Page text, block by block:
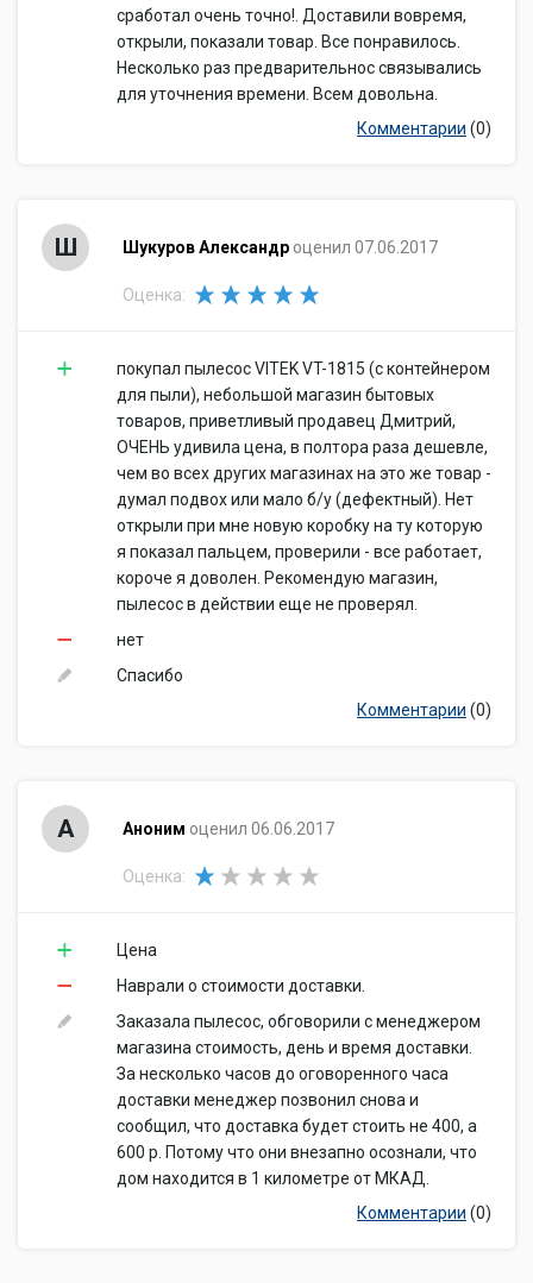
сработал очень точно!. Доставили вовремя,
открыли, показали товар. Все понравилось.
Несколько раз предварительнос связывались
для уточнения времени. Всем довольна.
Комментарии (0)
Ш Шукуров Александр оценил 07.06.2017
Оценка:
покупал пылесос VITEK VT-1815 (с контейнером
для пыли), небольшой магазин бытовых
товаров, приветливый продавец Дмитрий,
ОЧЕНЬ удивила цена, в полтора раза дешевле,
чем во всех других магазинах на это же товар -
думал подвох или мало б/у (дефектный). Нет
открыли при мне новую коробку на ту которую
я показал пальцем, проверили - все работает,
короче я доволен. Рекомендую магазин,
пылесос в действии еще не проверял.
нет
Спасибо
Комментарии (0)
А Аноним оценил 06.06.2017
Оценка:
Цена
Наврали о стоимости доставки.
Заказала пылесос, обговорили с менеджером
магазина стоимость, день и время доставки.
За несколько часов до оговоренного часа
доставки менеджер позвонил снова и
сообщил, что доставка будет стоить не 400, а
600 р. Потому что они внезапно осознали, что
дом находится в 1 километре от МКАД.
Комментарии (0)